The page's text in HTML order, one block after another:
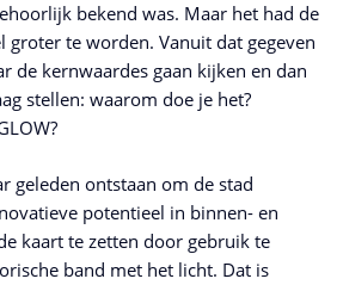
bekend was. Maar het had de
groter te worden. Vanuit dat gegeven
de kernwaardes gaan kijken en dan
stellen: waarom doe je het?
geleden ontstaan om de stad
potentieel in binnen- en
kaart te zetten door gebruik te
band met het licht. Dat is